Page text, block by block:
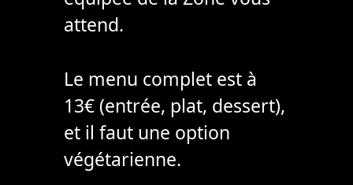
attend.
Le menu complet est à
13€ (entrée, plat, dessert),
et il faut une option
végétarienne.